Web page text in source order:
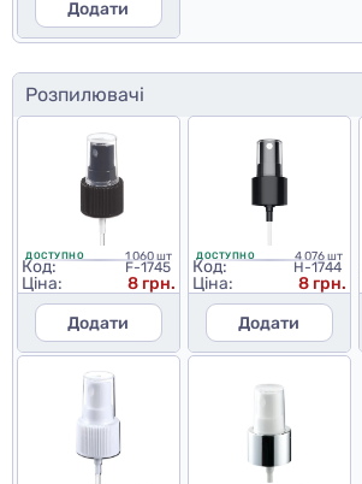
Додати
Розпилювачі
ДОСТУПНО 1 060 шт
Код: F-1745
Ціна:
8 грн.
Додати
ДОСТУПНО 4 076 шт
Код: H-1744
Ціна:
8 грн.
Додати